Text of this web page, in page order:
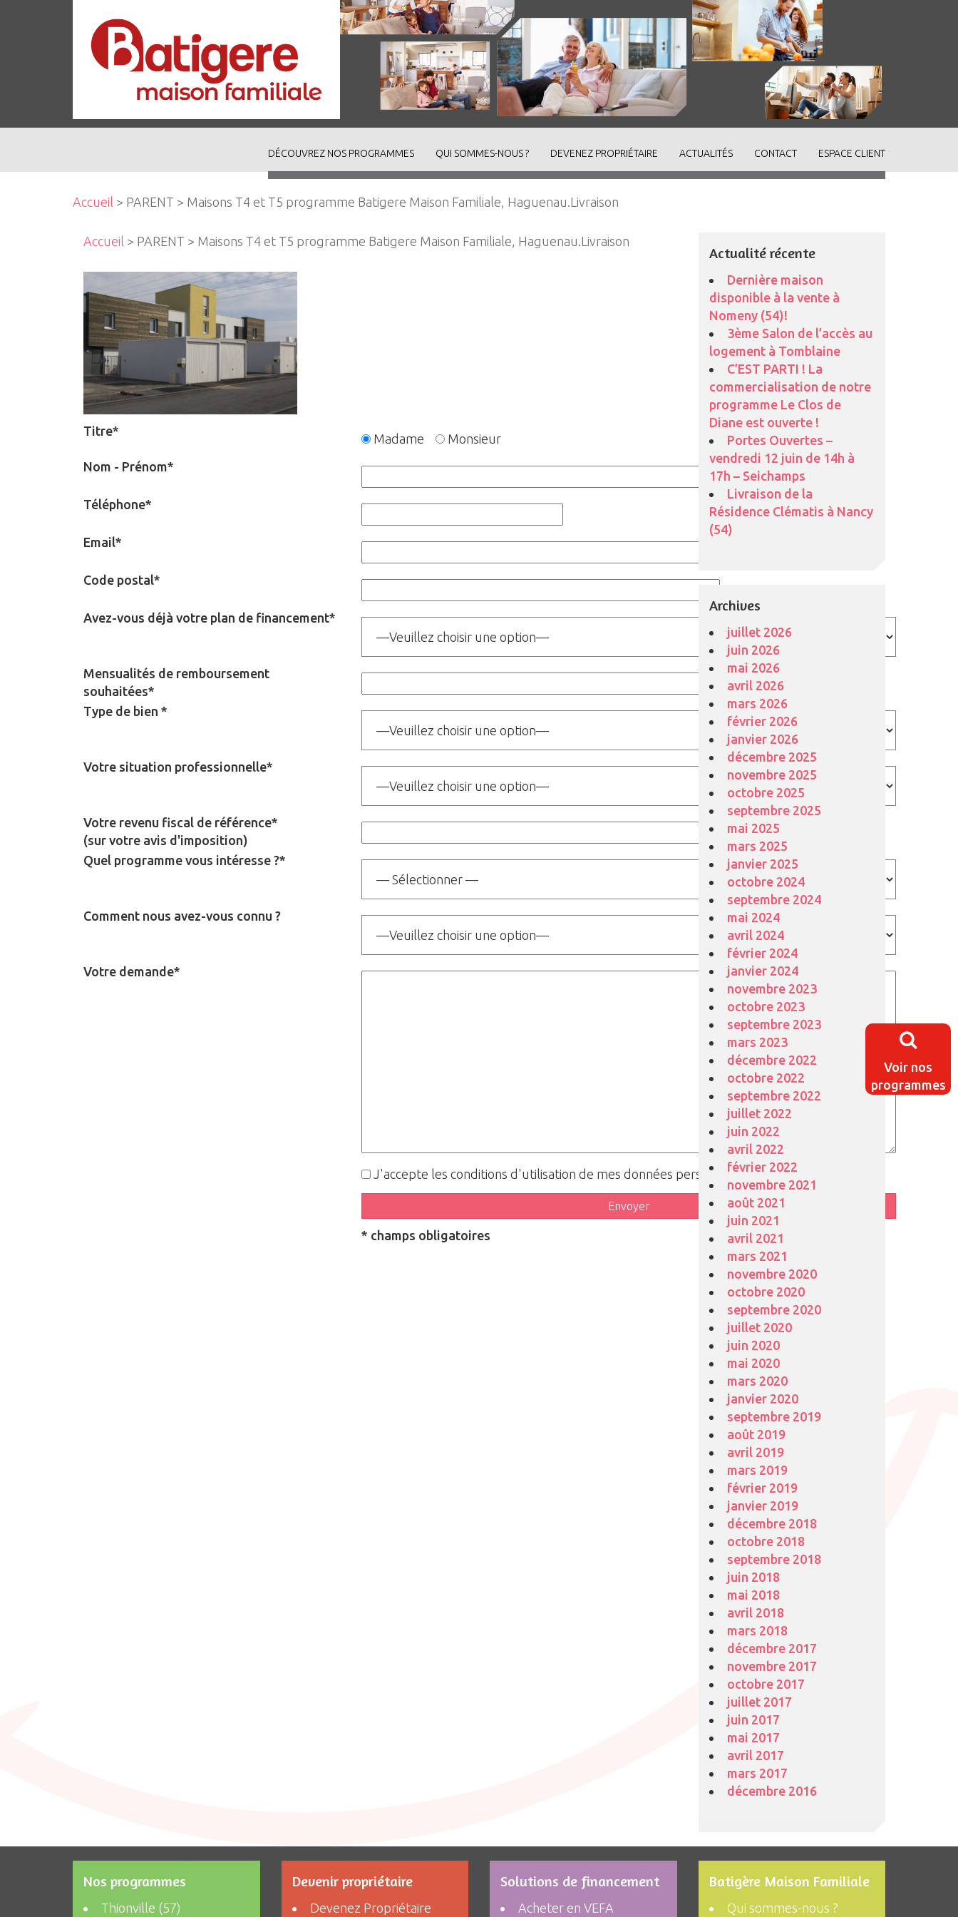
Voir nos
programmes
DÉCOUVREZ NOS PROGRAMMES QUI SOMMES-NOUS ? DEVENEZ PROPRIÉTAIRE ACTUALITÉS CONTACT ESPACE CLIENT
Accueil > PARENT > Maisons T4 et T5 programme Batigere Maison Familiale, Haguenau.Livraison
Accueil > PARENT > Maisons T4 et T5 programme Batigere Maison Familiale, Haguenau.Livraison
Titre*
Madame
Monsieur
Nom - Prénom*
Téléphone*
Email*
Code postal*
Avez-vous déjà votre plan de financement*
Mensualités de remboursement
souhaitées*
Type de bien *
Votre situation professionnelle*
Votre revenu fiscal de référence*
(sur votre avis d'imposition)
Quel programme vous intéresse ?*
Comment nous avez-vous connu ?
Votre demande*
J'accepte les conditions d'utilisation de mes données personnelles (lire les conditions
* champs obligatoires
Actualité récente
Dernière maison
disponible à la vente à
Nomeny (54)!
3ème Salon de l’accès au
logement à Tomblaine
C’EST PARTI ! La
commercialisation de notre
programme Le Clos de
Diane est ouverte !
Portes Ouvertes –
vendredi 12 juin de 14h à
17h – Seichamps
Livraison de la
Résidence Clématis à Nancy
(54)
Archives
juillet 2026
juin 2026
mai 2026
avril 2026
mars 2026
février 2026
janvier 2026
décembre 2025
novembre 2025
octobre 2025
septembre 2025
mai 2025
mars 2025
janvier 2025
octobre 2024
septembre 2024
mai 2024
avril 2024
février 2024
janvier 2024
novembre 2023
octobre 2023
septembre 2023
mars 2023
décembre 2022
octobre 2022
septembre 2022
juillet 2022
juin 2022
avril 2022
février 2022
novembre 2021
août 2021
juin 2021
avril 2021
mars 2021
novembre 2020
octobre 2020
septembre 2020
juillet 2020
juin 2020
mai 2020
mars 2020
janvier 2020
septembre 2019
août 2019
avril 2019
mars 2019
février 2019
janvier 2019
décembre 2018
octobre 2018
septembre 2018
juin 2018
mai 2018
avril 2018
mars 2018
décembre 2017
novembre 2017
octobre 2017
juillet 2017
juin 2017
mai 2017
avril 2017
mars 2017
décembre 2016
Nos programmes
Thionville (57)
Devenir propriétaire
Devenez Propriétaire
Solutions de financement
Acheter en VEFA
Batigère Maison Familiale
Qui sommes-nous ?